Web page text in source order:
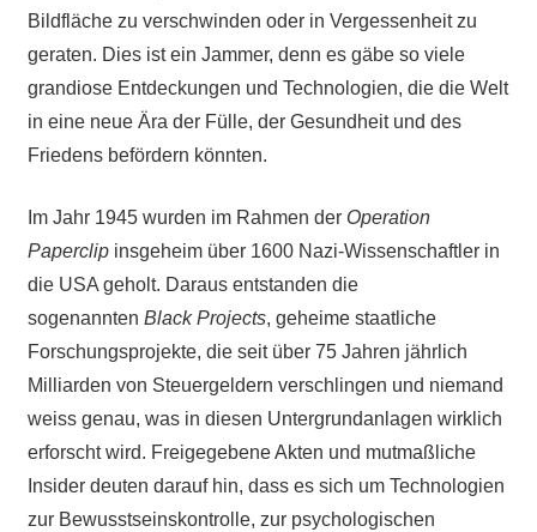
Bildfläche zu verschwinden oder in Vergessenheit zu
geraten. Dies ist ein Jammer, denn es gäbe so viele
grandiose Entdeckungen und Technologien, die die Welt
in eine neue Ära der Fülle, der Gesundheit und des
Friedens befördern könnten.
Im Jahr 1945 wurden im Rahmen der Operation
Paperclipinsgeheim über 1600 Nazi-Wissenschaftler in
die USA geholt. Daraus entstanden die
sogenannten Black Projects, geheime staatliche
Forschungsprojekte, die seit über 75 Jahren jährlich
Milliarden von Steuergeldern verschlingen und niemand
weiss genau, was in diesen Untergrundanlagen wirklich
erforscht wird. Freigegebene Akten und mutmaßliche
Insider deuten darauf hin, dass es sich um Technologien
zur Bewusstseinskontrolle, zur psychologischen